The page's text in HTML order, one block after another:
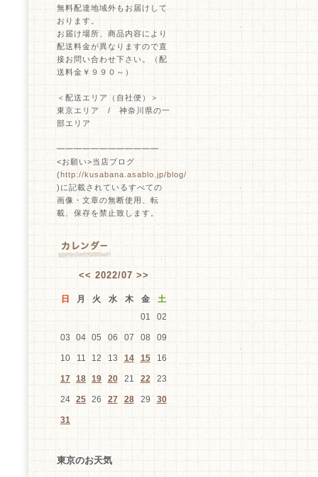
無料配達地域外もお届けして
おります。
お届け場所、商品内容により
配送料金が異なりますので直
接お問い合わせ下さい。（配
送料金￥９９０～）
＜配送エリア（自社便）＞
東京エリア / 神奈川県の一
部エリア
━━━━━━━━━━━━
<お願い>当店ブログ
(http://kusabana.asablo.jp/blog/
)に記載されているすべての
画像・文章の無断使用、転
載、保存を禁止致します。
<< 2022/07 >>
日 月 火 水 木 金
土
01
02
03 04 05 06 07 08 09
10 11 12 13 14 15 16
17 18 19 20 21 22 23
24 25 26 27 28 29 30
31
東京のお天気